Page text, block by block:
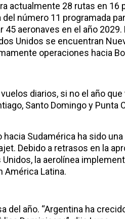
actualmente 28 rutas en 16
número 11 programada
45 aeronaves en el año
Unidos se encuentran
operaciones hacia
diarios, si no el año que
Santo Domingo y Punta
Sudamérica ha sido
Debido a retrasos en la
la aerolínea
América Latina.
del año. “Argentina ha